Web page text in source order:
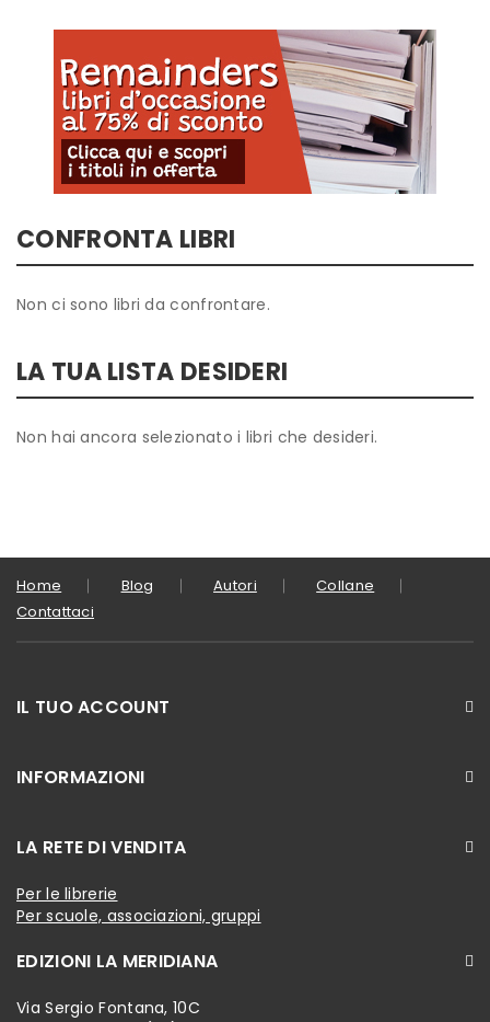
CONFRONTA LIBRI
Non ci sono libri da confrontare.
LA TUA LISTA DESIDERI
Non hai ancora selezionato i libri che desideri.
Home Blog Autori
Collane
Contattaci
IL TUO ACCOUNT
INFORMAZIONI
LA RETE DI VENDITA
Per le librerie
Per scuole, associazioni, gruppi
EDIZIONI LA MERIDIANA
Via Sergio Fontana, 10C